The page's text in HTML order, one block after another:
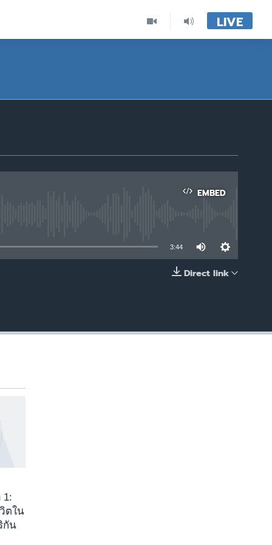
LIVE
EMBED
EMBED
3:44
Direct link
1:
ตใน
กัน